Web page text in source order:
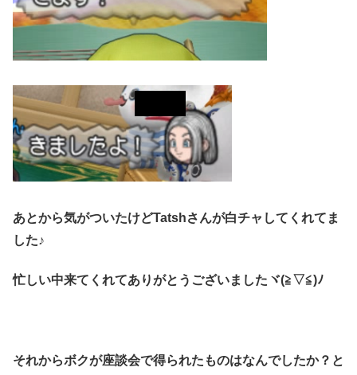
あとから気がついたけどTatshさんが白チャしてくれてま
した♪
忙しい中来てくれてありがとうございましたヾ(≧▽≦)ﾉ
それからボクが座談会で得られたものはなんでしたか？と